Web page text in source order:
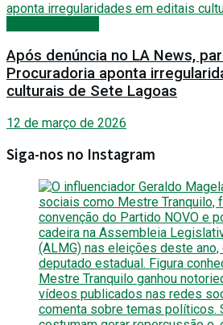
Após denúncia no LA News,
Procuradoria aponta
culturais de Sete Lagoas
12 de março de 2026
Siga-nos no Instagram